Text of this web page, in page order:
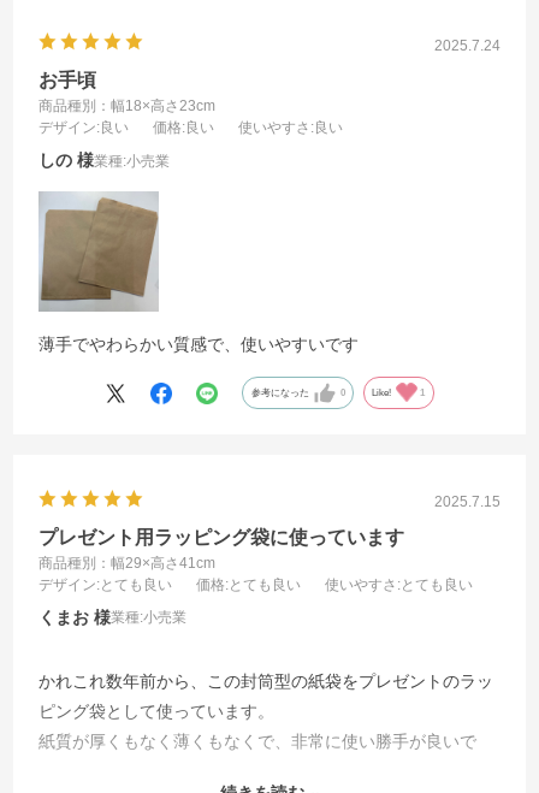
2025.7.24
お手頃
商品種別：幅18×高さ23cm
デザイン:良い 価格:良い 使いやすさ :良い
しの 業種:小売業
薄手でやわらかい質感で、使いやすいです
参考になった 0 Like! 1
2025.7.15
プレゼント用ラッピング袋に使っています
商品種別：幅29×高さ41cm
デザイン:とても良い 価格:とても良い 使いやすさ :とても良い
くまお 業種:小売業
かれこれ数年前から、この封筒型の紙袋をプレゼントのラッ
ピング袋として使っています。
紙質が厚くもなく薄くもなくで、非常に使い勝手が良いで